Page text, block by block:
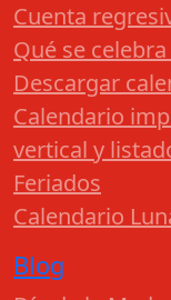
Cuenta
Qué se
Descargar
Calendario
vertical y
Feriados
Calendario
Blog